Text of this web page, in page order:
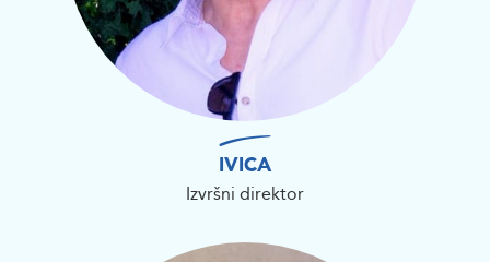
IVICA
Izvršni direktor